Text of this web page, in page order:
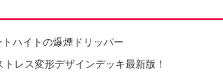
ハイトの爆煙ドリッパー
トレス変形デザインデッキ最新版！